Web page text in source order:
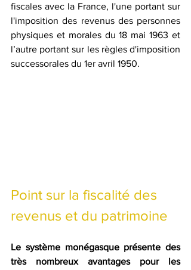
fiscales avec la France, l'une portant sur
l'imposition des revenus des personnes
physiques et morales du 18 mai 1963 et
l’autre portant sur les règles d'imposition
successorales du 1er avril 1950.
Point sur la fiscalité des
revenus et du patrimoine
Le système monégasque présente des
très nombreux avantages pour les